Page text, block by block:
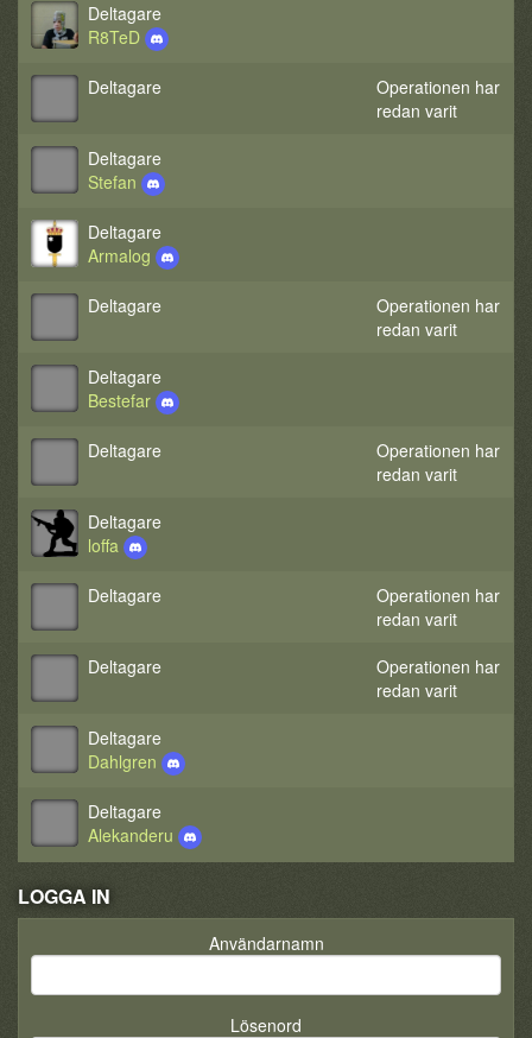
Deltagare
R8TeD
Deltagare
Operationen har
redan varit
Deltagare
Stefan
Deltagare
Armalog
Deltagare
Operationen har
redan varit
Deltagare
Bestefar
Deltagare
Operationen har
redan varit
Deltagare
loffa
Deltagare
Operationen har
redan varit
Deltagare
Operationen har
redan varit
Deltagare
Dahlgren
Deltagare
Alekanderu
LOGGA IN
Användarnamn
Lösenord